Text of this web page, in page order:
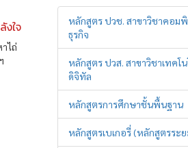
งใจ
ไถ่
หลักสูตร ปวช. สาขาวิชาคอมพิ
ธุรกิจ
หลักสูตร ปวส. สาขาวิชาเทคโน
ดิจิทัล
หลักสูตรการศึกษาชั้นพื้นฐาน
หลักสูตรเบเกอรี่ (หลักสูตรระ